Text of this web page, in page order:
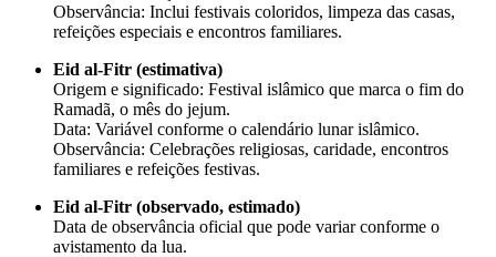
Observância: Inclui festivais coloridos, limpeza das casas,
refeições especiais e encontros familiares.
Eid al-Fitr (estimativa)
Origem e significado: Festival islâmico que marca o fim do
Ramadã, o mês do jejum.
Data: Variável conforme o calendário lunar islâmico.
Observância: Celebrações religiosas, caridade, encontros
familiares e refeições festivas.
Eid al-Fitr (observado, estimado)
Data de observância oficial que pode variar conforme o
avistamento da lua.